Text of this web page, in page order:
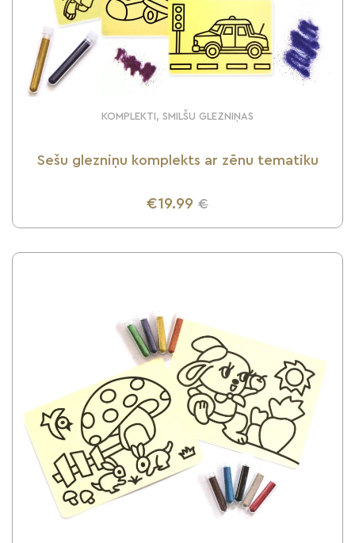
KOMPLEKTI, SMILŠU GLEZNIŅAS
Sešu glezniņu komplekts ar zēnu tematiku
€19.99 €
UZZINI VAIRĀK